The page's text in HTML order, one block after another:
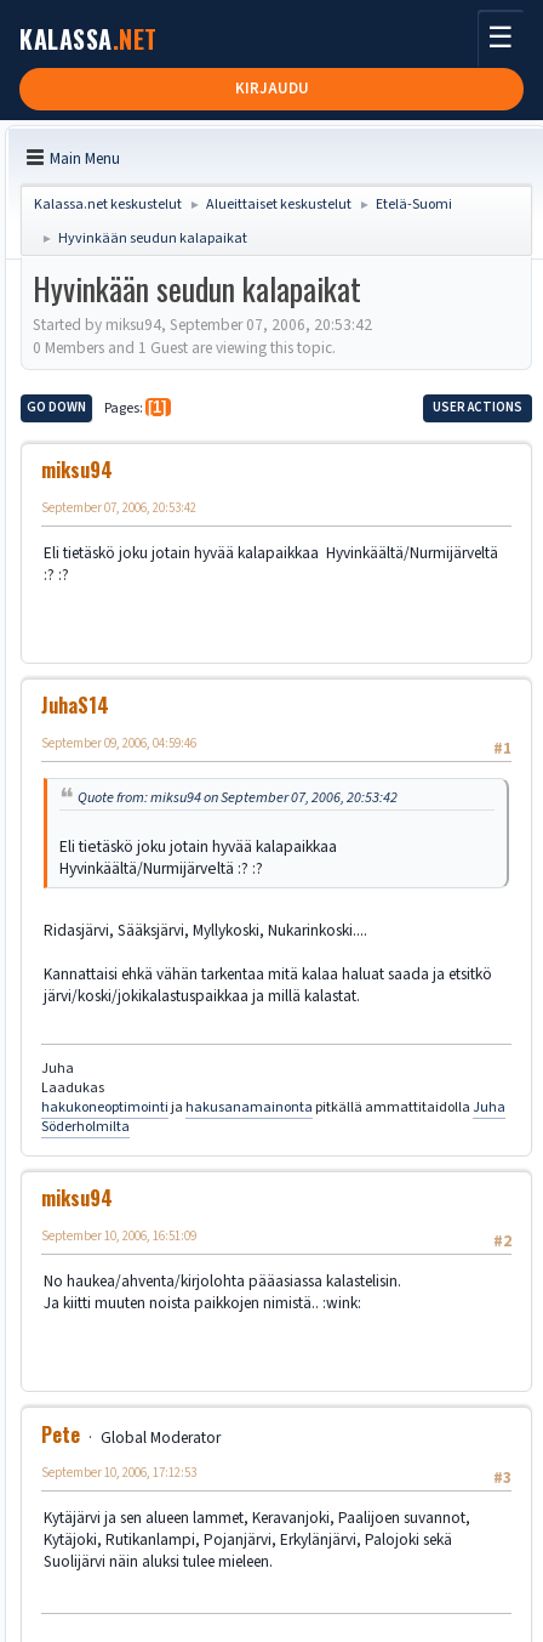
KALASSA.NET
KIRJAUDU
☰
Main Menu
Kalassa.net keskustelut ► Alueittaiset keskustelut ► Etelä-Suomi
► Hyvinkään seudun kalapaikat
Hyvinkään seudun kalapaikat
Started by miksu94, September 07, 2006, 20:53:42
0 Members and 1 Guest are viewing this topic.
GO DOWN Pages 1 USER ACTIONS
miksu94
September 07, 2006, 20:53:42
Eli tietäskö joku jotain hyvää kalapaikkaa Hyvinkäältä/Nurmijärveltä
:? :?
JuhaS14
#1
September 09, 2006, 04:59:46
Quote from: miksu94 on September 07, 2006, 20:53:42
Eli tietäskö joku jotain hyvää kalapaikkaa
Hyvinkäältä/Nurmijärveltä :? :?
Ridasjärvi, Sääksjärvi, Myllykoski, Nukarinkoski....
Kannattaisi ehkä vähän tarkentaa mitä kalaa haluat saada ja etsitkö
järvi/koski/jokikalastuspaikkaa ja millä kalastat.
Juha
Laadukas
hakukoneoptimointija hakusanamainonta pitkällä ammattitaidollaJuha
Söderholmilta
miksu94
#2
September 10, 2006, 16:51:09
No haukea/ahventa/kirjolohta pääasiassa kalastelisin.
Ja kiitti muuten noista paikkojen nimistä.. :wink:
Pete
Global Moderator
#3
September 10, 2006, 17:12:53
Kytäjärvi ja sen alueen lammet, Keravanjoki, Paalijoen suvannot,
Kytäjoki, Rutikanlampi, Pojanjärvi, Erkylänjärvi, Palojoki sekä
Suolijärvi näin aluksi tulee mieleen.